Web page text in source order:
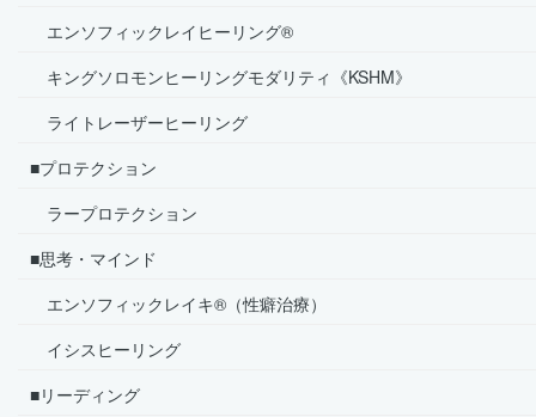
エンソフィックレイヒーリング®
キングソロモンヒーリングモダリティ《KSHM》
ライトレーザーヒーリング
■プロテクション
ラープロテクション
■思考・マインド
エンソフィックレイキ®（性癖治療）
イシスヒーリング
■リーディング